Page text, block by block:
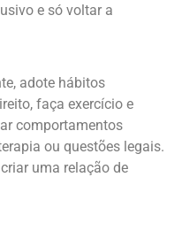
e só voltar a
adote hábitos
faça exercício e
comportamentos
ou questões legais.
uma relação de